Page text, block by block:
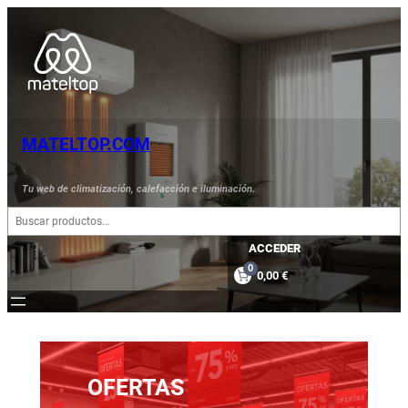
contenido
MATELTOP.COM
Tu web de climatización, calefacción e iluminación.
s
a
ACCEDER
0 0,00 €
OFERTAS